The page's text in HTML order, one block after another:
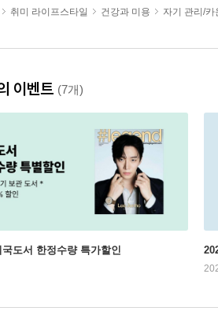
취미 라이프스타일 건강과 미용 자기 관리/카
이벤트 (7개)
도서 한정수량 특가할인